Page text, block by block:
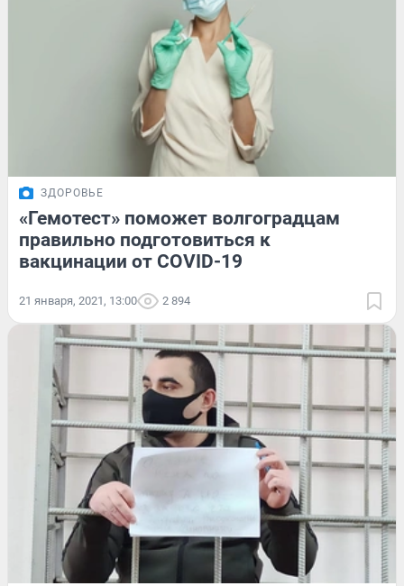
ЗДОРОВЬЕ
«Гемотест» поможет волгоградцам
правильно подготовиться к
вакцинации от COVID-19
21 января, 2021, 13:00 2 894